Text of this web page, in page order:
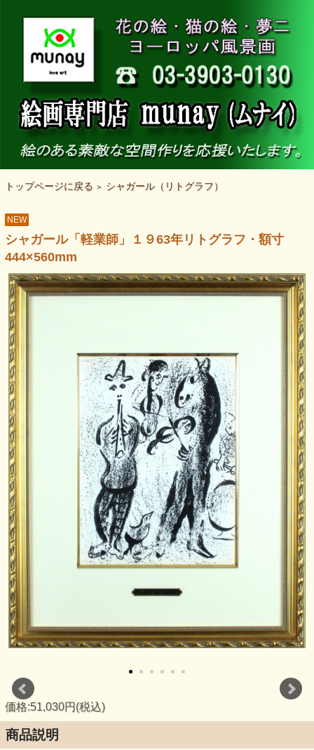
トップページに戻る > シャガール（リトグラフ）
NEW
シャガール「軽業師」１９63年リトグラフ・額寸
444×560mm
価格:51,030円(税込)
商品説明